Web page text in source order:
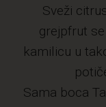
Sveži
grejpfrut
kamilicu u
Sama boca